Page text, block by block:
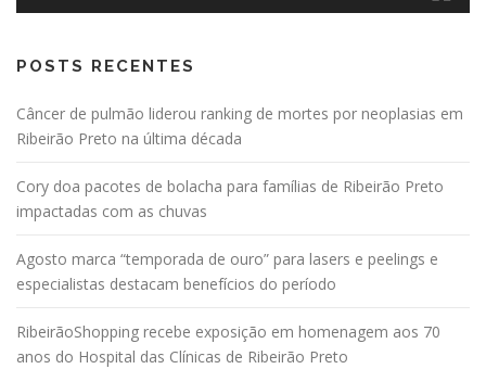
POSTS RECENTES
Câncer de pulmão liderou ranking de mortes por neoplasias em
Ribeirão Preto na última década
Cory doa pacotes de bolacha para famílias de Ribeirão Preto
impactadas com as chuvas
Agosto marca “temporada de ouro” para lasers e peelings e
especialistas destacam benefícios do período
RibeirãoShopping recebe exposição em homenagem aos 70
anos do Hospital das Clínicas de Ribeirão Preto